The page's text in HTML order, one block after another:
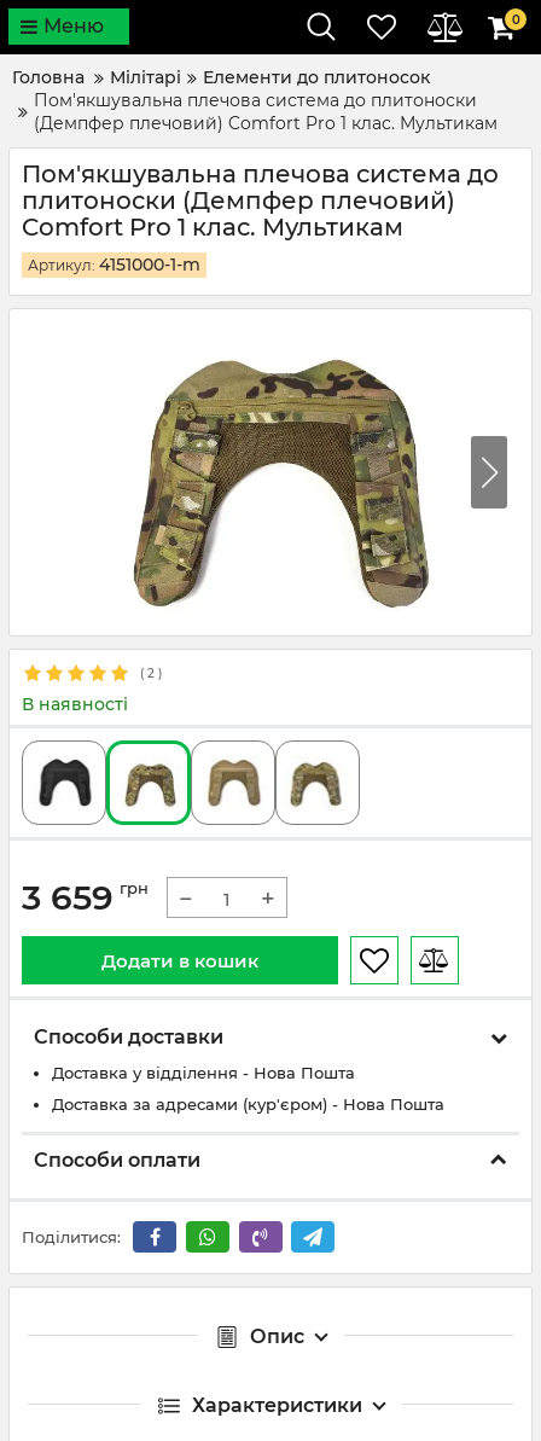
Меню 0
Головна Мілітарі
Елементи до плитоносок
Пом'якшувальна плечова система до плитоноски
(Демпфер плечовий) Comfort Pro 1 клас. Мультикам
Пом'якшувальна плечова система до
плитоноски (Демпфер плечовий)
Comfort Pro 1 клас. Мультикам
Артикул: 4151000-1-m
( 2 )
В наявності
3 659 грн − +
Додати в кошик
Способи доставки
Доставка у відділення - Нова Пошта
Доставка за адресами (кур'єром) - Нова Пошта
Способи оплати
Поділитися:
Опис
Характеристики